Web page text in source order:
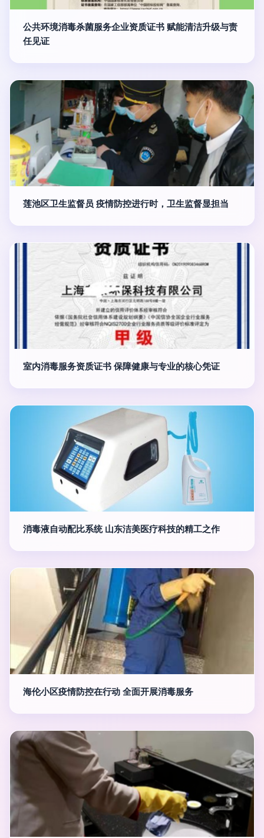
公共环境消毒杀菌服务企业资质证书 赋能清洁升级与责
任见证
莲池区卫生监督员 疫情防控进行时，卫生监督显担当
室内消毒服务资质证书 保障健康与专业的核心凭证
消毒液自动配比系统 山东洁美医疗科技的精工之作
海伦小区疫情防控在行动 全面开展消毒服务